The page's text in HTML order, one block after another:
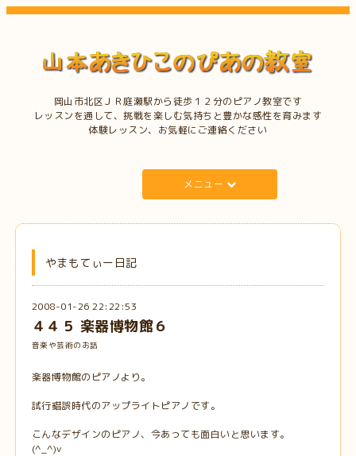
岡山市北区ＪＲ庭瀬駅から徒歩１２分のピアノ教室です
レッスンを通して、挑戦を楽しむ気持ちと豊かな感性を育みます
体験レッスン、お気軽にご連絡ください
メニュー
やまもてぃー日記
2008-01-26 22:22:53
４４５ 楽器博物館６
音楽や芸術のお話
楽器博物館のピアノより。
試行錯誤時代のアップライトピアノです。
こんなデザインのピアノ、今あっても面白いと思います。
(^_^)v